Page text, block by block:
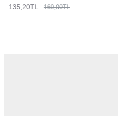
135,20TL 169,00TL